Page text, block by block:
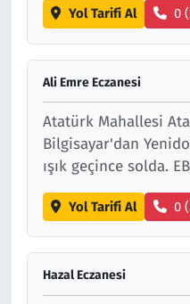
Yol Tarifi Al 0
Ali Emre Eczanesi
Atatürk Mahallesi
Bilgisayar'dan
ışık geçince solda.
Yol Tarifi Al 0
Hazal Eczanesi